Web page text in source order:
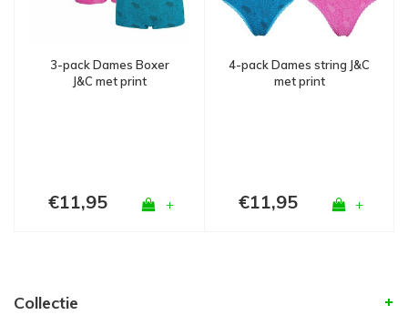
3-pack Dames Boxer
J&C met print
€11,95 +
4-pack Dames string J&C
met print
€11,95 +
Collectie